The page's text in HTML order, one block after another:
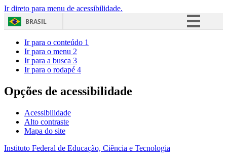
Ir direto para menu de acessibilidade.
BRASIL
Acesso à informação
Ir para o conteúdo 1
Ir para o menu 2
Ir para a busca 3
Ir para o rodapé 4
Opções de acessibilidade
Acessibilidade
Alto contraste
Mapa do site
Instituto Federal de Educação, Ciência e Tecnologia